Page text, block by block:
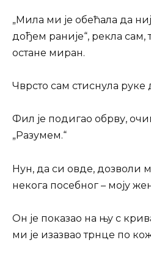
„Мила ми је обећала да
дођем раније“, рекла сам,
остане миран.
Чврсто сам стиснула руке
Фил је подигао обрву,
„Разумем.“
Нун, да си овде, дозволи
некога посебног – моју
Он је показао на њу с
ми је изазвао трнце по